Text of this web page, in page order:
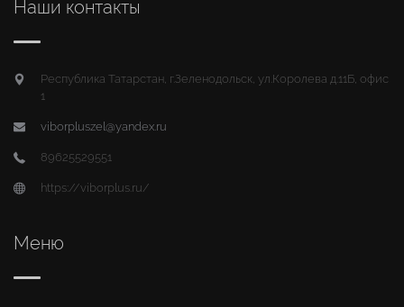
Наши контакты
Республика Татарстан, г.Зеленодольск, ул.Королева д.11Б, офис
1
viborpluszel@yandex.ru
89625529551
https://viborplus.ru/
Меню